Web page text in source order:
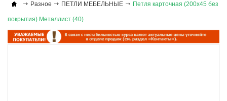
Разное ПЕТЛИ МЕБЕЛЬНЫЕ Петля карточная (200х45 без
покрытия) Металлист (40)